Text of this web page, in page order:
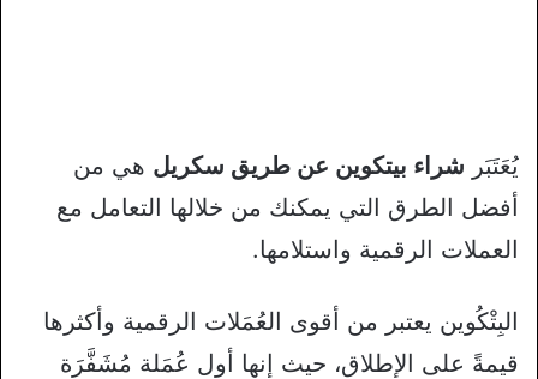
يُعَتَبَر شراء بيتكوين عن طريق سكريل هي من
أفضل الطرق التي يمكنك من خلالها التعامل مع
العملات الرقمية واستلامها.
البِتْكُوين يعتبر من أقوى العُمَلات الرقمية وأكثرها
قيمةً على الإطلاق، حيث إنها أول عُمَلة مُشَفَّرَة